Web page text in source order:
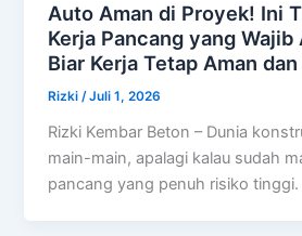
Auto Aman di Proyek! Ini
Kerja Pancang yang Wajib
Biar Kerja Tetap Aman
Rizki/Juli 1, 2026
Rizki Kembar Beton – Dunia
main-main, apalagi kalau sudah
pancang yang penuh risiko tinggi.